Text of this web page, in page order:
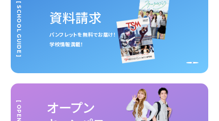
資料請求
パンフレットを無料でお届け！
学校情報満載！
[ SCHOOL GUIDE ]
オープン